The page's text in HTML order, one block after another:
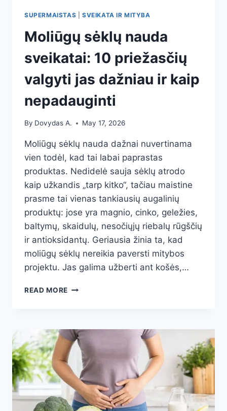
SUPERMAISTAS SVEIKATA IR MITYBA
Moliūgų sėklų nauda
sveikatai: 10 priežasčių
valgyti jas dažniau ir kaip
nepadauginti
By Dovydas A. May 17, 2026
Moliūgų sėklų nauda dažnai nuvertinama
vien todėl, kad tai labai paprastas
produktas. Nedidelė sauja sėklų atrodo
kaip užkandis „tarp kitko“, tačiau maistine
prasme tai vienas tankiausių augalinių
produktų: jose yra magnio, cinko, geležies,
baltymų, skaidulų, nesočiųjų riebalų rūgščių
ir antioksidantų. Geriausia žinia ta, kad
moliūgų sėklų nereikia paversti mitybos
projektu. Jas galima užberti ant košės,…
READ MORE MOLIŪGŲ
10
PRIEŽASČIŲ
VALGYTI
JAS
DAŽNIAU
IR
KAIP
NEPADAUGINTI